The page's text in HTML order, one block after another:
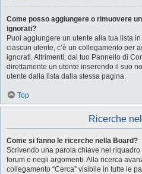
Come posso aggiungere o rimuovere
ignorati?
Puoi aggiungere un utente alla tua lista
ciascun utente, c’è un collegamento per
ignorati. Altrimenti, dal tuo Pannello di
direttamente un utente inserendo il suo
utente dalla lista dalla stessa pagina.
Top
Ricerche
Come si fanno le ricerche nella Board?
Scrivendo una parola chiave nel
forum e negli argomenti. Alla ricerca
collegamento “Cerca” visibile in tutte le